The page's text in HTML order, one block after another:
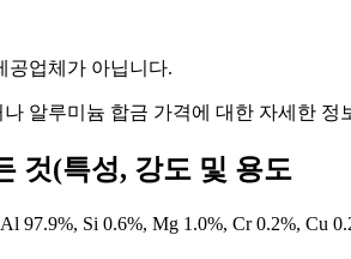
공업체가 아닙니다.
알루미늄 합금 가격에 대한 자세한 정
것(특성, 강도 및 용도
97.9%, Si 0.6%, Mg 1.0%, Cr 0.2%, Cu